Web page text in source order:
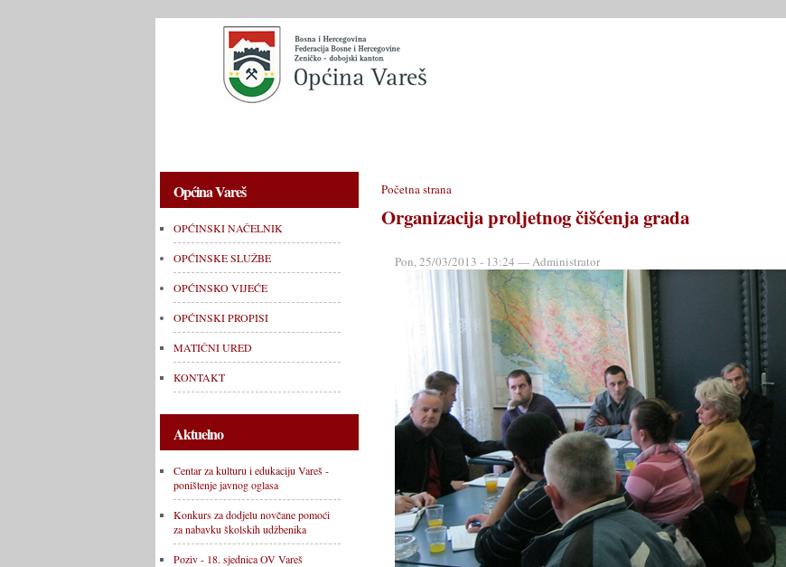
Općina Vareš
OPĆINSKI NAČELNIK
OPĆINSKE SLUŽBE
OPĆINSKO VIJEĆE
OPĆINSKI PROPISI
MATIČNI URED
KONTAKT
Aktuelno
Centar za kulturu i edukaciju Vareš -
poništenje javnog oglasa
Konkurs za dodjelu novčane pomoći
za nabavku školskih udžbenika
Poziv - 18. sjednica OV Vareš
Početna strana
Organizacija proljetnog čišćenja grada
Pon, 25/03/2013 - 13:24 — Administrator